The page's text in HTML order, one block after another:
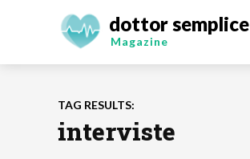
dottor semplice
Magazine
TAG RESULTS:
interviste